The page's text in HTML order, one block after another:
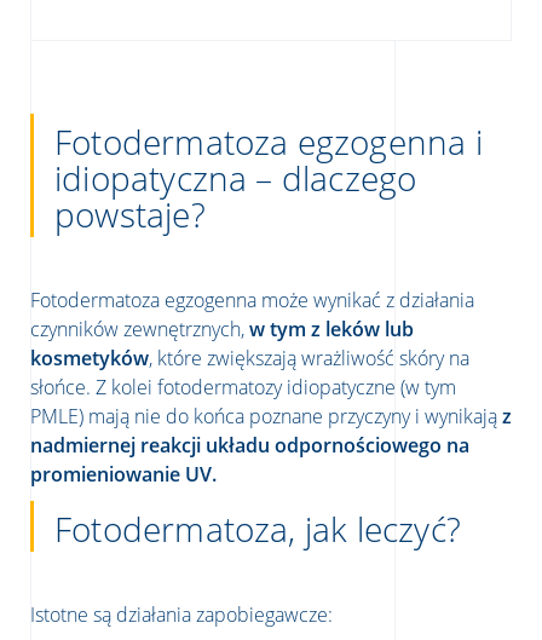
Fotodermatoza egzogenna i
idiopatyczna – dlaczego
powstaje?
Fotodermatoza egzogenna może wynikać z działania
czynników zewnętrznych,w tym z leków lub
kosmetyków, które zwiększają wrażliwość skóry na
słońce. Z kolei fotodermatozy idiopatyczne (w tym
PMLE) mają nie do końca poznane przyczyny i wynikająz
nadmiernej reakcji układu odpornościowego na
promieniowanie UV.
Fotodermatoza, jak leczyć?
Istotne są działania zapobiegawcze: